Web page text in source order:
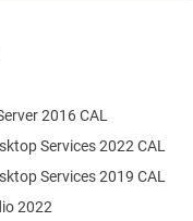
Services 2022 CAL
Services 2019 CAL
2016 CAL
2022